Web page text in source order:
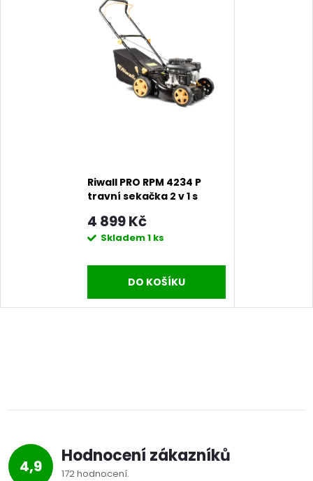
Riwall PRO RPM 4234 P
travní sekačka 2 v 1 s
bez pojezdu
4 899 Kč
Skladem1 ks
DO KOŠÍKU
4,9 Hodnocení zákazníků
172 hodnocení